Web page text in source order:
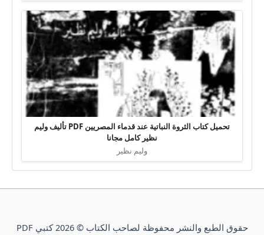
تحميل كتاب الثروة النباتية عند قدماء المصريين PDF تأليف وليم
نظير كامل مجانا
وليم نظير
حقوق الطبع والنشر محفوظة لصاحب الكتاب © 2026 كتبي PDF